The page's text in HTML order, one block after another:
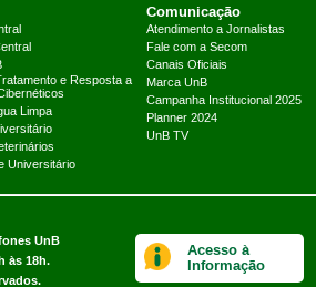
e Resposta a
Limpa
Universitário
Comunicação
Atendimento a Jornalistas
Fale com a Secom
Canais Oficiais
Marca UnB
Campanha Institucional 2025
Planner 2024
UnB TV
UnB
às 18h.
Acesso à
Informação